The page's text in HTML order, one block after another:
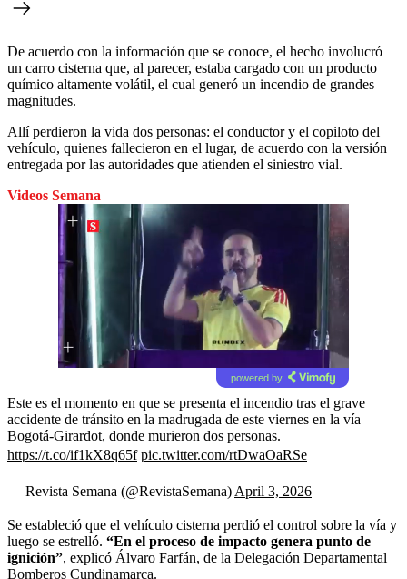
De acuerdo con la información que se conoce, el hecho involucró
un carro cisterna que, al parecer, estaba cargado con un producto
químico altamente volátil, el cual generó un incendio de grandes
magnitudes.
Allí perdieron la vida dos personas: el conductor y el copiloto del
vehículo, quienes fallecieron en el lugar, de acuerdo con la versión
entregada por las autoridades que atienden el siniestro vial.
Videos Semana
powered by
Este es el momento en que se presenta el incendio tras el grave
accidente de tránsito en la madrugada de este viernes en la vía
Bogotá-Girardot, donde murieron dos personas.
https://t.co/if1kX8q65f pic.twitter.com/rtDwaOaRSe
— Revista Semana (@RevistaSemana) April 3, 2026
Se estableció que el vehículo cisterna perdió el control sobre la vía y
luego se estrelló. “En el proceso de impacto genera punto de
ignición”, explicó Álvaro Farfán, de la Delegación Departamental
Bomberos Cundinamarca.